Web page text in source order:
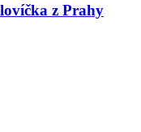
z Prahy